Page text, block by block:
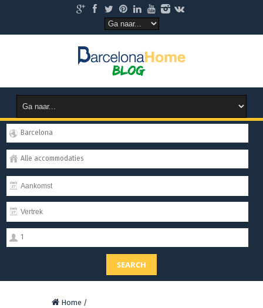
Barcelona
Alle accommodaties
1
SEARCH
Home /